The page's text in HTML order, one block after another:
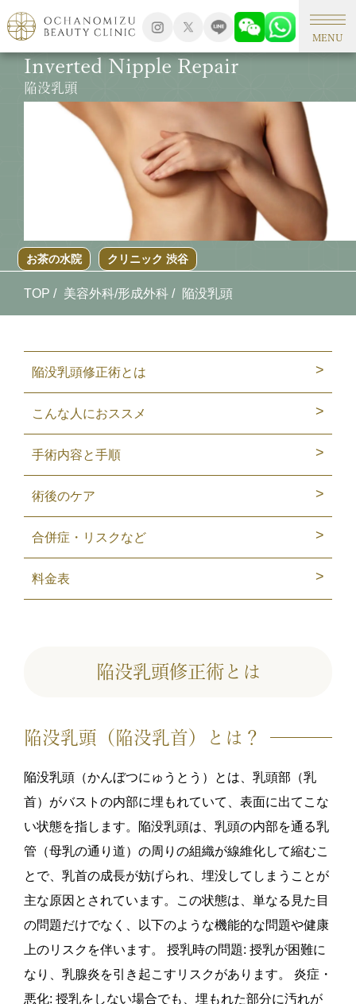
MENU
Inverted Nipple Repair
陥没乳頭
お茶の水院 クリニック 渋谷
TOP 美容外科/形成外科 陥没乳頭
陥没乳頭修正術とは
こんな人におススメ
手術内容と手順
術後のケア
合併症・リスクなど
料金表
陥没乳頭修正術とは
陥没乳頭（陥没乳首）とは？
陥没乳頭（かんぼつにゅうとう）とは、乳頭部（乳
首）がバストの内部に埋もれていて、表面に出てこな
い状態を指します。陥没乳頭は、乳頭の内部を通る乳
管（母乳の通り道）の周りの組織が線維化して縮むこ
とで、乳首の成長が妨げられ、埋没してしまうことが
主な原因とされています。この状態は、単なる見た目
の問題だけでなく、以下のような機能的な問題や健康
上のリスクを伴います。 授乳時の問題: 授乳が困難に
なり、乳腺炎を引き起こすリスクがあります。 炎症・
悪化: 授乳をしない場合でも、埋もれた部分に汚れが